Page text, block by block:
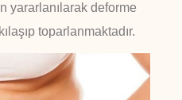
yararlanılarak deforme
toparlanmaktadır.